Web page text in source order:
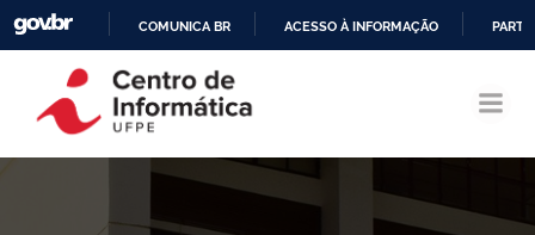
CONTEÚDO
COMUNICA BR ACESSO À INFORMAÇÃO